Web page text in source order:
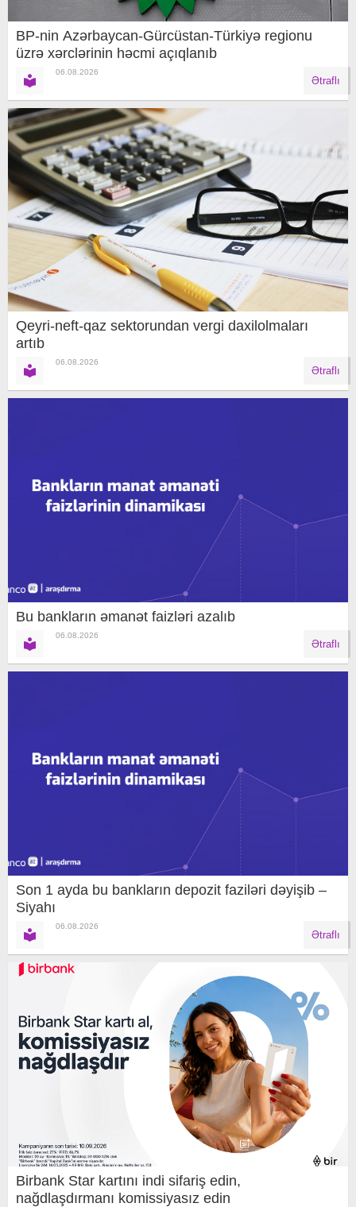
BP-nin Azərbaycan-Gürcüstan-Türkiyə regionu
üzrə xərclərinin həcmi açıqlanıb
06.08.2026
Ətraflı
Qeyri-neft-qaz sektorundan vergi daxilolmaları
artıb
06.08.2026
Ətraflı
Bu bankların əmanət faizləri azalıb
06.08.2026
Ətraflı
Son 1 ayda bu bankların depozit faziləri dəyişib –
Siyahı
06.08.2026
Ətraflı
Birbank Star kartını indi sifariş edin,
nağdlaşdırmanı komissiyasız edin